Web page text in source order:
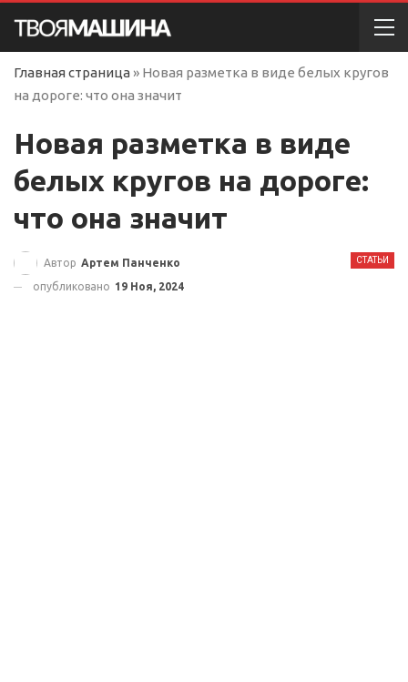
Главная страница » Новая разметка в виде белых кругов
на дороге: что она значит
Новая разметка в виде
белых кругов на дороге:
что она значит
СТАТЬИ
Автор Артем Панченко
опубликовано 19 Ноя, 2024